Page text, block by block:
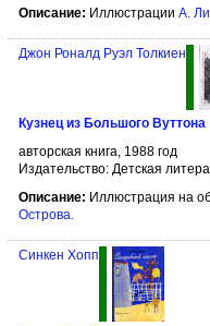
Описание: Иллюстрации А. Ли
Джон Роналд Руэл Толкиен
Кузнец из Большого Вуттона
авторская книга, 1988 год
Издательство: Детская
Описание: Иллюстрация на
Острова.
Синкен Хопп